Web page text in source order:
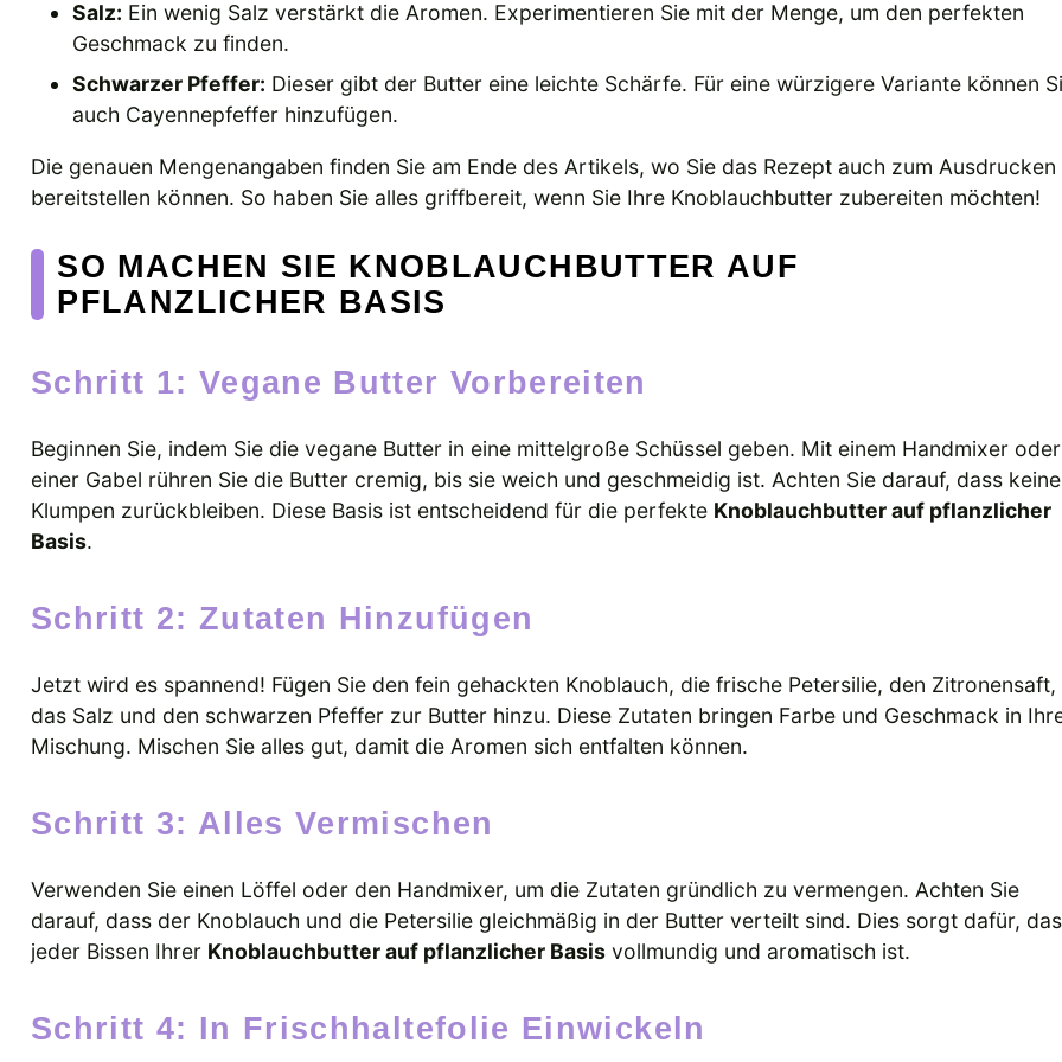
Salz: Ein wenig Salz verstärkt die Aromen. Experimentieren Sie mit der Menge, um den perfekten
Geschmack zu finden.
Schwarzer Pfeffer: Dieser gibt der Butter eine leichte Schärfe. Für eine würzigere Variante können
auch Cayennepfeffer hinzufügen.
Die genauen Mengenangaben finden Sie am Ende des Artikels, wo Sie das Rezept auch zum Ausdrucken
bereitstellen können. So haben Sie alles griffbereit, wenn Sie Ihre Knoblauchbutter zubereiten möchten!
SO MACHEN SIE KNOBLAUCHBUTTER AUF
PFLANZLICHER BASIS
Schritt 1: Vegane Butter Vorbereiten
Beginnen Sie, indem Sie die vegane Butter in eine mittelgroße Schüssel geben. Mit einem Handmixer oder
einer Gabel rühren Sie die Butter cremig, bis sie weich und geschmeidig ist. Achten Sie darauf, dass keine
Klumpen zurückbleiben. Diese Basis ist entscheidend für die perfekte Knoblauchbutter auf pflanzlicher
Basis.
Schritt 2: Zutaten Hinzufügen
Jetzt wird es spannend! Fügen Sie den fein gehackten Knoblauch, die frische Petersilie, den Zitronensaft,
das Salz und den schwarzen Pfeffer zur Butter hinzu. Diese Zutaten bringen Farbe und Geschmack in
Mischung. Mischen Sie alles gut, damit die Aromen sich entfalten können.
Schritt 3: Alles Vermischen
Verwenden Sie einen Löffel oder den Handmixer, um die Zutaten gründlich zu vermengen. Achten Sie
darauf, dass der Knoblauch und die Petersilie gleichmäßig in der Butter verteilt sind. Dies sorgt dafür,
jeder Bissen Ihrer Knoblauchbutter auf pflanzlicher Basis vollmundig und aromatisch ist.
Schritt 4: In Frischhaltefolie Einwickeln